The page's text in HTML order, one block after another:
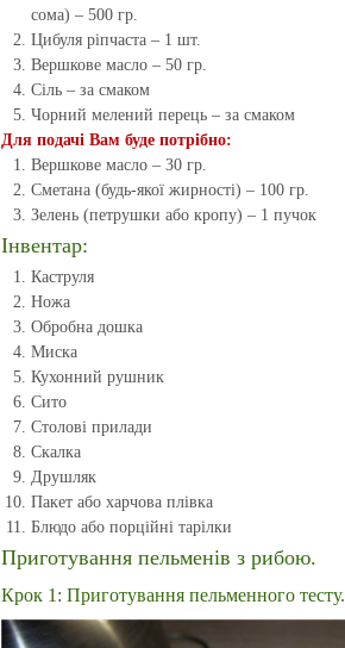
сома) – 500 гр.
Цибуля ріпчаста – 1 шт.
Вершкове масло – 50 гр.
Сіль – за смаком
Чорний мелений перець – за смаком
Для подачі Вам буде потрібно:
Вершкове масло – 30 гр.
Сметана (будь-якої жирності) – 100 гр.
Зелень (петрушки або кропу) – 1 пучок
Інвентар:
Каструля
Ножа
Обробна дошка
Миска
Кухонний рушник
Сито
Столові прилади
Скалка
Друшляк
Пакет або харчова плівка
Блюдо або порційні тарілки
Приготування пельменів з рибою.
Крок 1: Приготування пельменного тесту.